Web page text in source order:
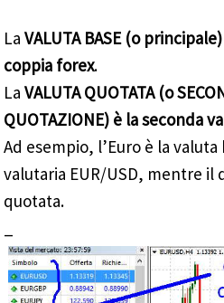
LaVALUTA BASE (o
coppia forex.
LaVALUTA QUOTATA (o
QUOTAZIONE) è la seconda
Ad esempio, l’Euro è la
valutaria EUR/USD, mentre il
quotata.